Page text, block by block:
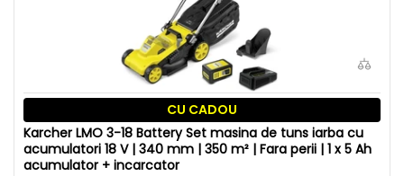
CU CADOU
Karcher LMO 3-18 Battery Set masina de tuns iarba cu
acumulatori 18 V | 340 mm | 350 m² | Fara perii | 1 x 5 Ah
acumulator + incarcator